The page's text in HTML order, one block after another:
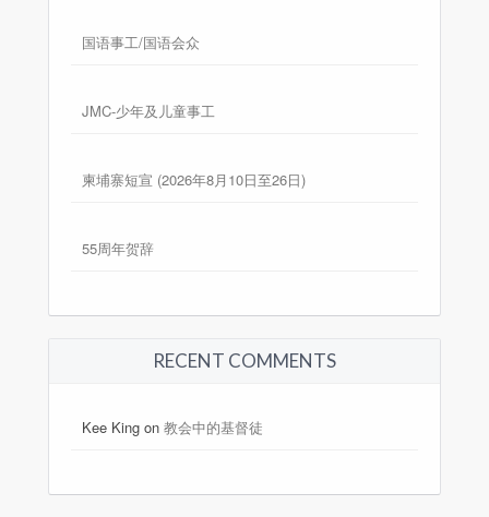
国语事工/国语会众
JMC-少年及儿童事工
柬埔寨短宣 (2026年8月10日至26日)
55周年贺辞
RECENT COMMENTS
Kee King on 教会中的基督徒